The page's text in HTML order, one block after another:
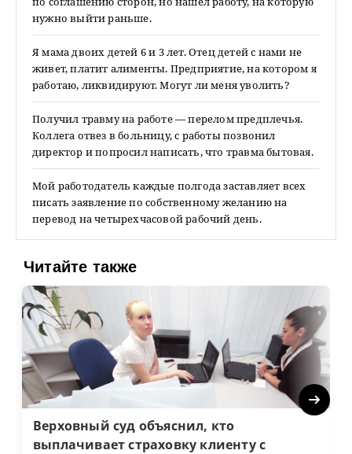
нужно выйти раньше.
Я мама двоих детей 6 и 3 лет. Отец детей с нами не
живет, платит алименты. Предприятие, на котором я
работаю, ликвидируют. Могут ли меня уволить?
Получил травму на работе — перелом предплечья.
Коллега отвез в больницу, с работы позвонил
директор и попросил написать, что травма бытовая.
Мой работодатель каждые полгода заставляет всех
писать заявление по собственному желанию на
перевод на четырехчасовой рабочий день.
Читайте также
Верховный суд объяснил, кто
выплачивает страховку клиенту с
Next